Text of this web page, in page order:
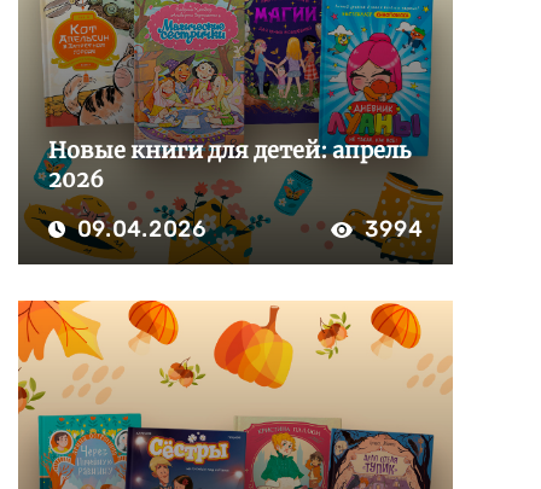
Новые книги для детей: апрель
2026
09.04.2026 3994